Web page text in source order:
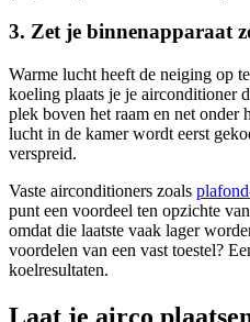
3. Zet je binnenapparaat
Warme lucht heeft de neiging op
koeling plaats je je airconditioner
plek boven het raam en net onder
lucht in de kamer wordt eerst
verspreid.
Vaste airconditioners zoals
punt een voordeel ten opzichte
omdat die laatste vaak lager
voordelen van een vast toestel?
koelresultaten.